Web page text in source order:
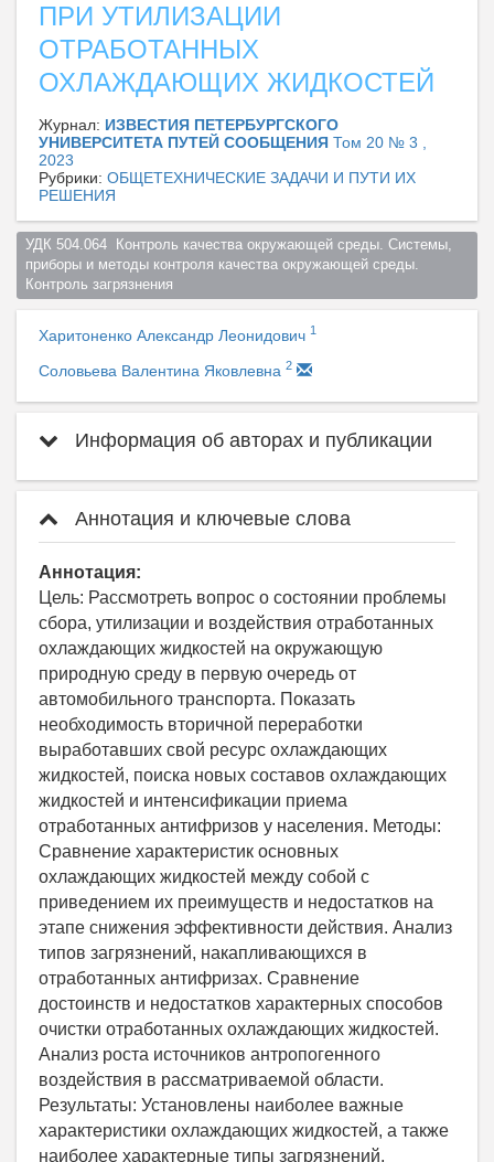
ПРИ УТИЛИЗАЦИИ
ОТРАБОТАННЫХ
ОХЛАЖДАЮЩИХ ЖИДКОСТЕЙ
Журнал: ИЗВЕСТИЯ ПЕТЕРБУРГСКОГО
УНИВЕРСИТЕТА ПУТЕЙ СООБЩЕНИЯ Том 20 № 3 ,
2023
Рубрики: ОБЩЕТЕХНИЧЕСКИЕ ЗАДАЧИ И ПУТИ ИХ
РЕШЕНИЯ
УДК 504.064  Контроль качества окружающей среды. Системы,
приборы и методы контроля качества окружающей среды.
Контроль загрязнения
Харитоненко Александр Леонидович 1
Соловьева Валентина Яковлевна 2
Информация об авторах и публикации
Аннотация и ключевые слова
Аннотация:
Цель: Рассмотреть вопрос о состоянии проблемы
сбора, утилизации и воздействия отработанных
охлаждающих жидкостей на окружающую
природную среду в первую очередь от
автомобильного транспорта. Показать
необходимость вторичной переработки
выработавших свой ресурс охлаждающих
жидкостей, поиска новых составов охлаждающих
жидкостей и интенсификации приема
отработанных антифризов у населения. Методы:
Сравнение характеристик основных
охлаждающих жидкостей между собой с
приведением их преимуществ и недостатков на
этапе снижения эффективности действия. Анализ
типов загрязнений, накапливающихся в
отработанных антифризах. Сравнение
достоинств и недостатков характерных способов
очистки отработанных охлаждающих жидкостей.
Анализ роста источников антропогенного
воздействия в рассматриваемой области.
Результаты: Установлены наиболее важные
характеристики охлаждающих жидкостей, а также
наиболее характерные типы загрязнений,